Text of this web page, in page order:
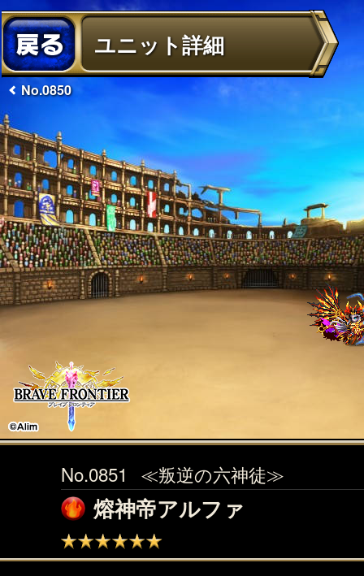
ユニット詳細
No.0850
No.0851 ≪叛逆の六神徒≫
熔神帝アルファ